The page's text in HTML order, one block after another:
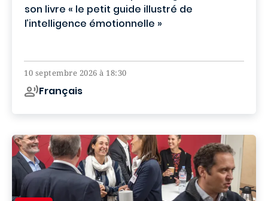
son livre « le petit guide illustré de
l’intelligence émotionnelle »
10 septembre 2026 à 18:30
Français